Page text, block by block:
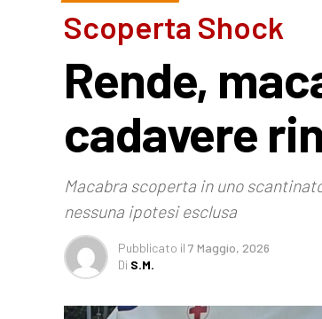
Scoperta Shock
Rende,
cadavere
Macabra scoperta in uno
nessuna ipotesi esclusa
Pubblicato il 7 Maggio, 2026
Di S.M.